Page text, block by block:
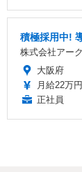
積極採用中!
株式会社アー
大阪府
月給22万
正社員